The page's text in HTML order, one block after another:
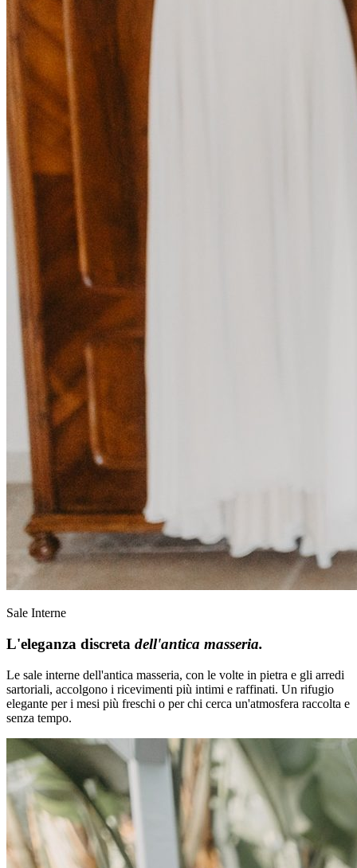
Sale Interne
L'eleganza discreta dell'antica masseria.
Le sale interne dell'antica masseria, con le volte in pietra e gli arredi
sartoriali, accolgono i ricevimenti più intimi e raffinati. Un rifugio
elegante per i mesi più freschi o per chi cerca un'atmosfera raccolta e
senza tempo.